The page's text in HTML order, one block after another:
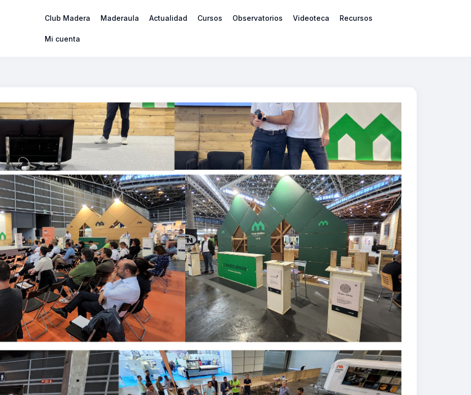
Club Madera Maderaula Actualidad Cursos Observatorios Videoteca Recursos
Mi cuenta